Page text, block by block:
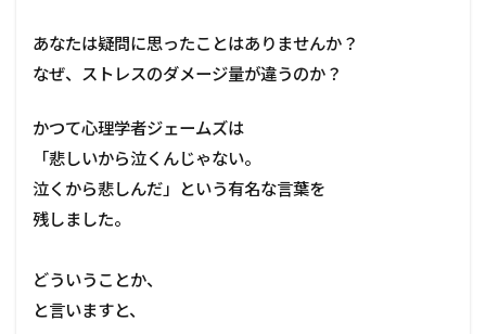
【
心
理
】
認
で
、
が
変
わ
あなたは疑問に思ったことはありませんか？
なぜ、ストレスのダメージ量が違うのか？
かつて心理学者ジェームズは
「悲しいから泣くんじゃない。
泣くから悲しんだ」という有名な言葉を
残しました。
どういうことか、
と言いますと、